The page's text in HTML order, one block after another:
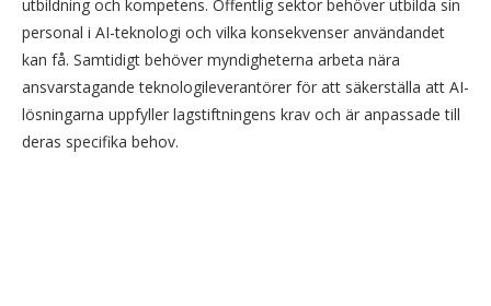
utbildning och kompetens. Offentlig sektor behöver utbilda sin
personal i AI-teknologi och vilka konsekvenser användandet
kan få. Samtidigt behöver myndigheterna arbeta nära
ansvarstagande teknologileverantörer för att säkerställa att AI-
lösningarna uppfyller lagstiftningens krav och är anpassade till
deras specifika behov.